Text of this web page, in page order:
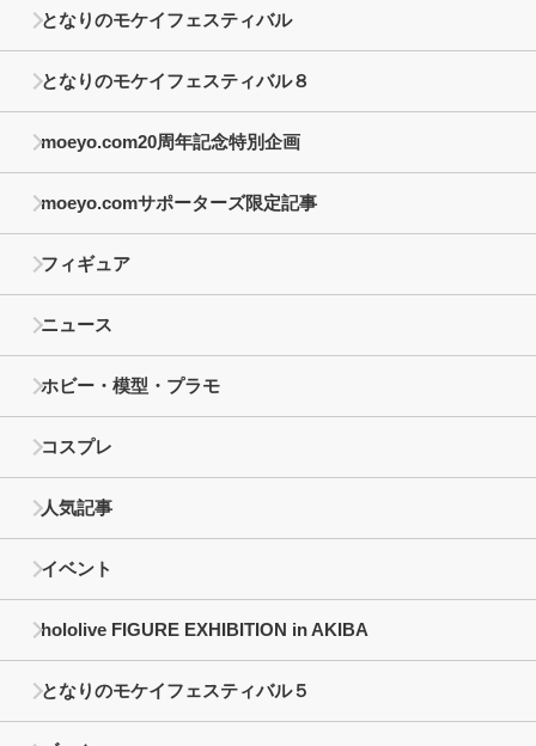
となりのモケイフェスティバル
となりのモケイフェスティバル８
moeyo.com20周年記念特別企画
moeyo.comサポーターズ限定記事
フィギュア
ニュース
ホビー・模型・プラモ
コスプレ
人気記事
イベント
hololive FIGURE EXHIBITION in AKIBA
となりのモケイフェスティバル５